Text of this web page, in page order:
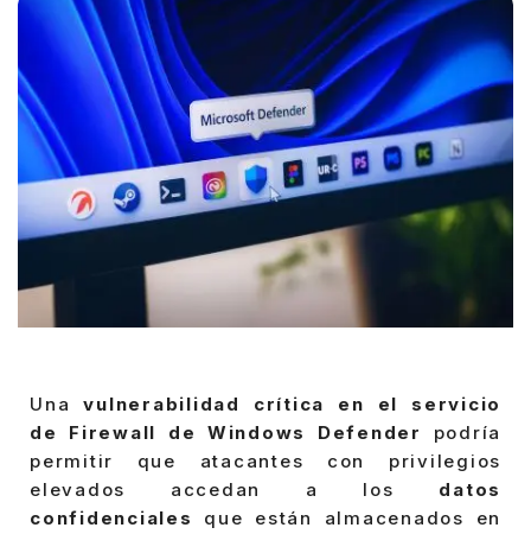
Unavulnerabilidad crítica en el servicio
de Firewall de Windows Defender
podría
permitir que atacantes con privilegios
elevados accedan a los datos
confidenciales
que están almacenados en